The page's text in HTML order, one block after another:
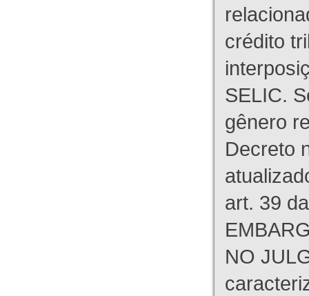
crédito
SELIC.
gênero
Decreto
art. 39
NO